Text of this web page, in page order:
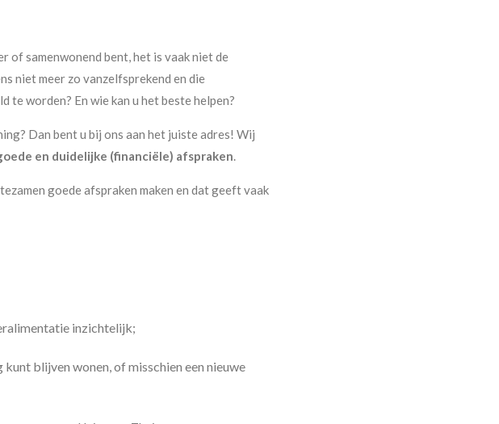
of samenwonend bent, het is vaak niet de
niet meer zo vanzelfsprekend en die
worden? En wie kan u het beste helpen?
Dan bent u bij ons aan het juiste adres! Wij
en duidelijke (financiële) afspraken.
goede afspraken maken en dat geeft vaak
inzichtelijk;
blijven wonen, of misschien een nieuwe